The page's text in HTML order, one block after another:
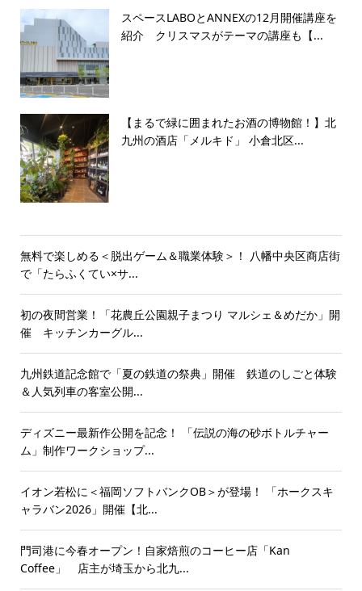
スペースLABOとANNEXの12月開催講座を
紹介 クリスマスがテーマの講座も【...
【まるで緑に囲まれたお酒の博物館！】北
九州の酒店「メルキド」 小倉北区...
無料で楽しめる＜脱出ゲーム＆職業体験＞！ 八幡中央区商店街
で「たらふくてい×サ...
初の夜間営業！「花農丘公園親子まつり マルシェ＆めだか」開
催 キッチンカーグル...
九州鉄道記念館で「夏の鉄道の祭典」開催 鉄道のしごと体験
＆人気列車の客室公開...
ディズニー最新作公開を記念！ 「伝説の海の砂ボトルチャー
ム」制作ワークショップ...
イオン若松に＜福岡ソフトバンクOB＞が登場！ 「ホークスキ
ャラバン2026」開催【北...
門司港に今春オープン！自家焙煎のコーヒー店「Kan
Coffee」 店主が埼玉から北九...